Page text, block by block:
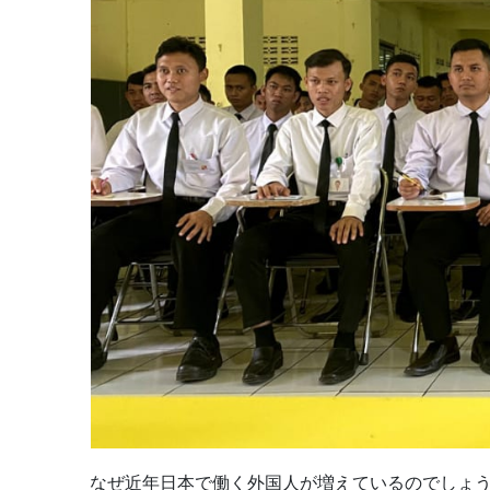
なぜ近年日本で働く外国人が増えているのでしょ